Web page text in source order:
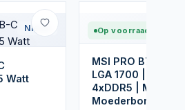
Nieuw
Watt
Op voorraad
MSI PRO B760M-
LGA 1700 | Intel
4xDDR5 | Micro-
Moederbord